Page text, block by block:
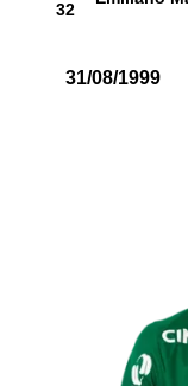
32
31/08/1999